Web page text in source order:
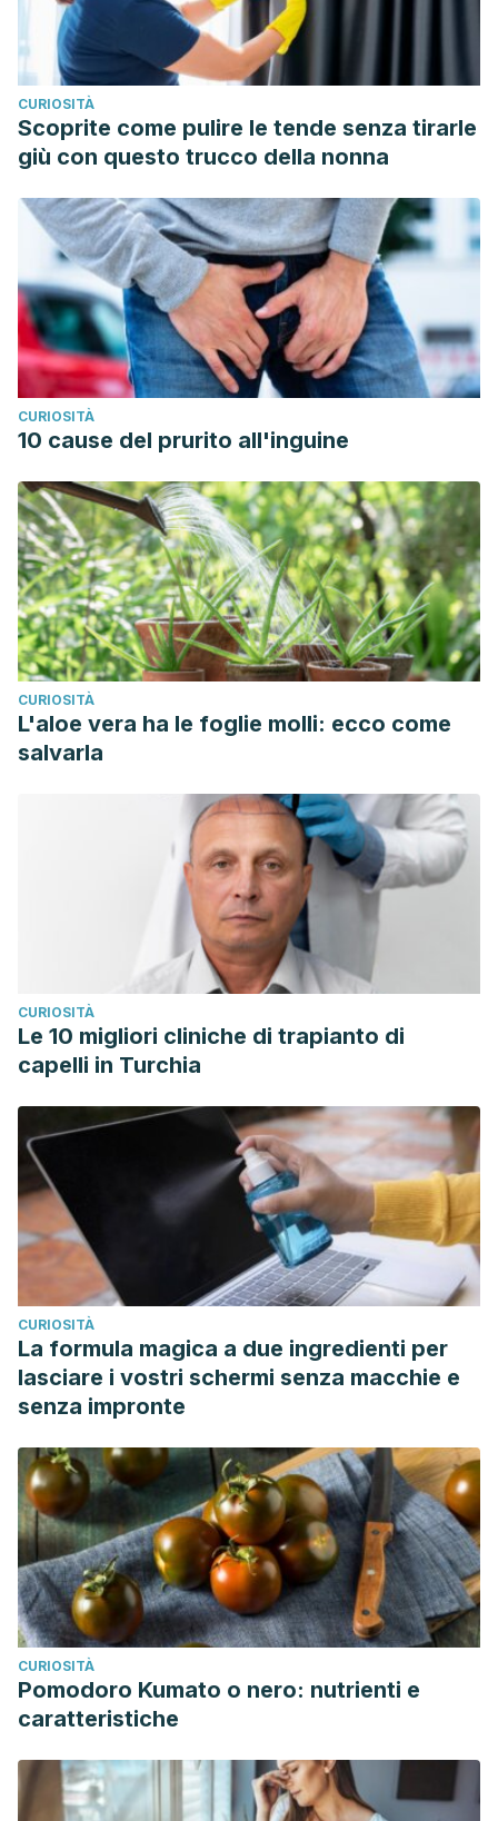
Osilla E. V, Safadi A. O, Sharma S. Calories. Septimebre
2021. In StatPearls (Internet).
Paddon-Jones D, Westman E, et al. Protein, weight
management, and satiety.
Nutrition
. Mayo 2008. 87 (5): 1558S-1561S.
Simpson C. C, Mazzeo S. E. Calorie counting and fitness
tracking technology: association with eating disorder
symptomatology.Eating behaviors.Agosto 2017. 26: 89-92.
U.S: Department of Agriculture and U.S. Department of
Health and Human Services. Dietary Guidelines for
Americans, 2020-2025. 9th Edition. Diciembre 2020.
Warshaw H, Edelman S. V. Practical strategies to help
reduce added sugars consumption to support glycemic
and weight management goals.
2021. 39 (1): 45-56.
CURIOSITÀ
Scoprite come pulire le tende senza tirarle
giù con questo trucco della nonna
CURIOSITÀ
10 cause del prurito all'inguine
CURIOSITÀ
L'aloe vera ha le foglie molli: ecco come
salvarla
CURIOSITÀ
Le 10 migliori cliniche di trapianto di
capelli in Turchia
CURIOSITÀ
La formula magica a due ingredienti per
lasciare i vostri schermi senza macchie e
senza impronte
CURIOSITÀ
Pomodoro Kumato o nero: nutrienti e
caratteristiche